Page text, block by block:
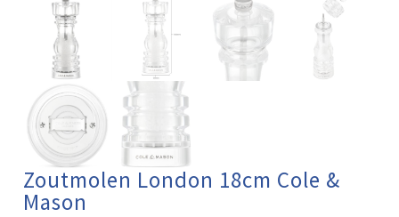
Zoutmolen London 18cm Cole &
Mason